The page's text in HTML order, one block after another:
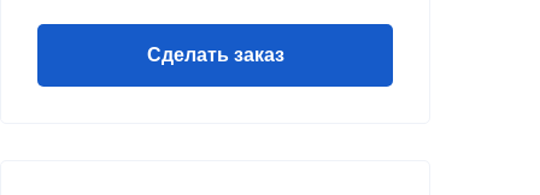
Сделать заказ